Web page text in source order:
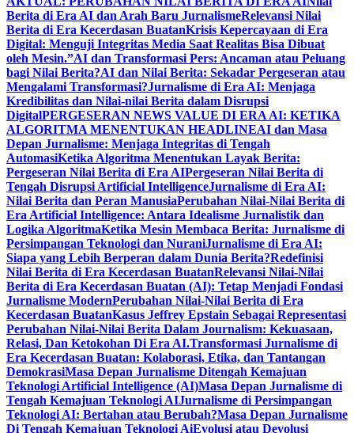
Berita di Era AI dan Arah Baru JurnalismeRelevansi Nilai
Berita di Era Kecerdasan BuatanKrisis Kepercayaan di Era
Digital: Menguji Integritas Media Saat Realitas Bisa Dibuat
oleh Mesin.”AI dan Transformasi Pers: Ancaman atau Peluang
bagi Nilai Berita?AI dan Nilai Berita: Sekadar Pergeseran atau
Mengalami Transformasi?Jurnalisme di Era AI: Menjaga
Kredibilitas dan Nilai-nilai Berita dalam Disrupsi
DigitalPERGESERAN NEWS VALUE DI ERA AI: KETIKA
ALGORITMA MENENTUKAN HEADLINEAI dan Masa
Depan Jurnalisme: Menjaga Integritas di Tengah
AutomasiKetika Algoritma Menentukan Layak Berita:
Pergeseran Nilai Berita di Era AIPergeseran Nilai Berita di
Tengah Disrupsi Artificial IntelligenceJurnalisme di Era AI:
Nilai Berita dan Peran ManusiaPerubahan Nilai-Nilai Berita di
Era Artificial Intelligence: Antara Idealisme Jurnalistik dan
Logika AlgoritmaKetika Mesin Membaca Berita: Jurnalisme di
Persimpangan Teknologi dan NuraniJurnalisme di Era AI:
Siapa yang Lebih Berperan dalam Dunia Berita?Redefinisi
Nilai Berita di Era Kecerdasan BuatanRelevansi Nilai-Nilai
Berita di Era Kecerdasan Buatan (AI): Tetap Menjadi Fondasi
Jurnalisme ModernPerubahan Nilai-Nilai Berita di Era
Kecerdasan BuatanKasus Jeffrey Epstain Sebagai Representasi
Perubahan Nilai-Nilai Berita Dalam Journalism: Kekuasaan,
Relasi, Dan Ketokohan Di Era AI.Transformasi Jurnalisme di
Era Kecerdasan Buatan: Kolaborasi, Etika, dan Tantangan
DemokrasiMasa Depan Jurnalisme Ditengah Kemajuan
Teknologi Artificial Intelligence (AI)Masa Depan Jurnalisme di
Tengah Kemajuan Teknologi AIJurnalisme di Persimpangan
Teknologi AI: Bertahan atau Berubah?Masa Depan Jurnalisme
Di Tengah Kemajuan Teknologi AiEvolusi atau Devolusi